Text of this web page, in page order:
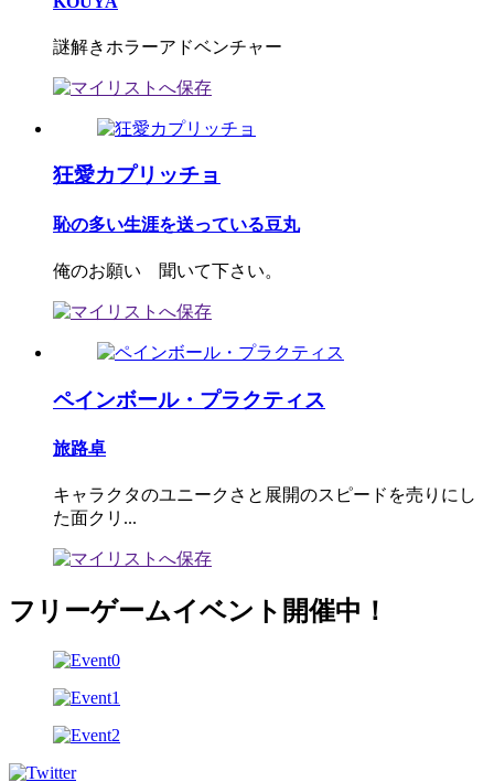
謎解きホラーアドベンチャー
狂愛カプリッチョ
恥の多い生涯を送っている豆丸
俺のお願い 聞いて下さい。
ペインボール・プラクティス
旅路卓
キャラクタのユニークさと展開のスピードを売りにし
た面クリ...
フリーゲームイベント開催中！